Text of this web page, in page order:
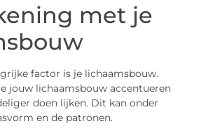
met je
factor is je lichaamsbouw.
jouw lichaamsbouw accentueren
doen lijken. Dit kan onder
en de patronen.